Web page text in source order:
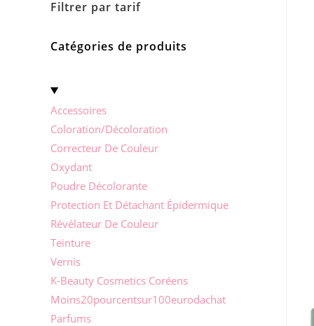
Filtrer par tarif
Catégories de produits
Accessoires
Coloration/Décoloration
Correcteur De Couleur
Oxydant
Poudre Décolorante
Protection Et Détachant Épidermique
Révélateur De Couleur
Teinture
Vernis
K-Beauty Cosmetics Coréens
Moins20pourcentsur100eurodachat
Parfums